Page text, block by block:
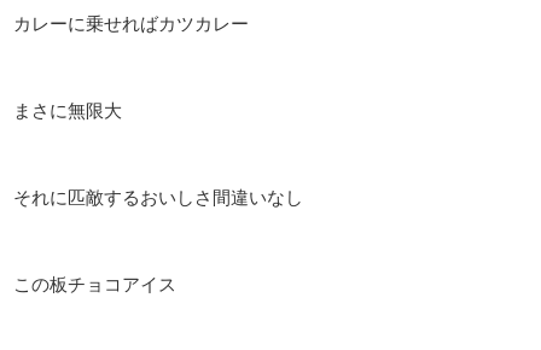
カレーに乗せればカツカレー
まさに無限大
それに匹敵するおいしさ間違いなし
この板チョコアイス